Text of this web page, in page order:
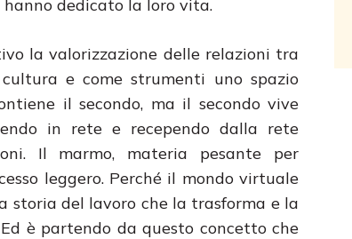
dedicato la loro vita.
la valorizzazione delle relazioni tra
e come strumenti uno spazio
il secondo, ma il secondo vive
in rete e recependo dalla rete
Il marmo, materia pesante per
leggero. Perché il mondo virtuale
storia del lavoro che la trasforma e la
è partendo da questo concetto che